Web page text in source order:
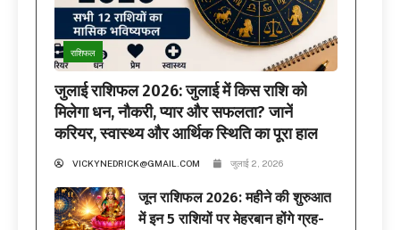
राशिफल
जुलाई राशिफल 2026: जुलाई में किस राशि को
मिलेगा धन, नौकरी, प्यार और सफलता? जानें
करियर, स्वास्थ्य और आर्थिक स्थिति का पूरा हाल
VICKYNEDRICK@GMAIL.COM जुलाई 2, 2026
जून राशिफल 2026: महीने की शुरुआत
में इन 5 राशियों पर मेहरबान होंगे ग्रह-